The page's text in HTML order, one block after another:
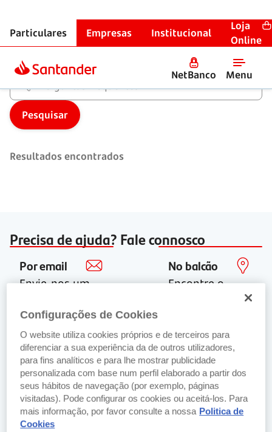
Saltar para o conteúdo
Entrar no NetBanco
Saltar para a pesquisa
Ir para o menu
Particulares Empresas Institucional
Loja
Online
NetBanco Menu
Resultados da pesquisa
Perguntas frequentes
Resultados encontrados
Precisa de ajuda? Fale connosco
Por email
Envie-nos um
netbancoparticulares@santander.pt
No balcão
Encontre o
perto de si.
Localizar balcão
mais próximo
Por
chamada
SuperLinha
Configurações de Cookies
O website utiliza cookies próprios e de terceiros para
diferenciar a sua experiência da de outros utilizadores,
para fins analíticos e para lhe mostrar publicidade
personalizada com base num perfil elaborado a partir dos
seus hábitos de navegação (por exemplo, páginas
visitadas). Pode configurar os cookies ou aceitá-los. Para
mais informação, por favor consulte a nossa Politica de
Cookies